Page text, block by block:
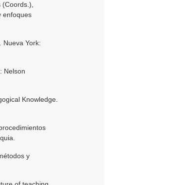
enfoques
Nueva York:
Nelson
Knowledge.
y